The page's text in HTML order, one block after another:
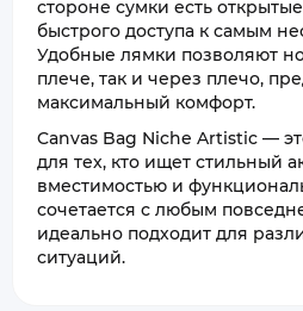
стороне сумки есть
быстрого доступа к самым
Удобные лямки позволяют
плече, так и через плечо,
максимальный комфорт.
Canvas Bag Niche Artistic —
для тех, кто ищет стильный
вместимостью и
сочетается с любым
идеально подходит для
ситуаций.